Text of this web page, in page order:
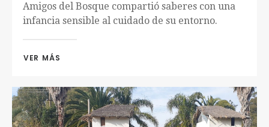
Amigos del Bosque compartió saberes con una
infancia sensible al cuidado de su entorno.
VER MÁS